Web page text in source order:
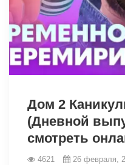
Дом 2
(Дневной
смотреть
4621 26 февраля,